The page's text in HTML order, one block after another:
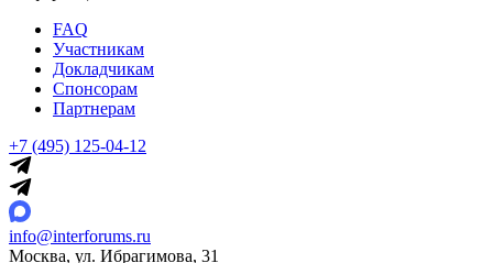
FAQ
Участникам
Докладчикам
Спонсорам
Партнерам
+7 (495) 125-04-12
info@interforums.ru
Москва, ул. Ибрагимова, 31